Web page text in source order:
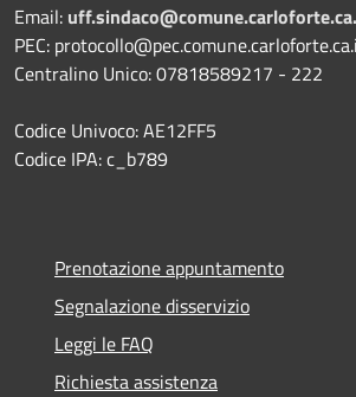
Email:
PEC:
Centralino Unico: 07818589217 - 222
Codice Univoco: AE12FF5
Codice IPA: c_b789
Prenotazione appuntamento
Segnalazione disservizio
Leggi le FAQ
Richiesta assistenza